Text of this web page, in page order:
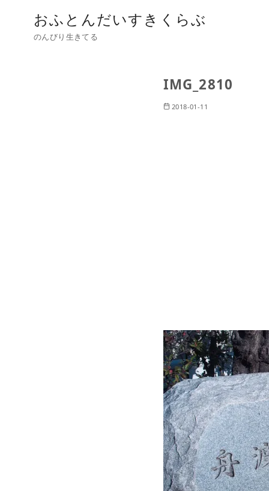
おふとんだいすきくらぶ
のんびり生きてる
IMG_2810
2018-01-11